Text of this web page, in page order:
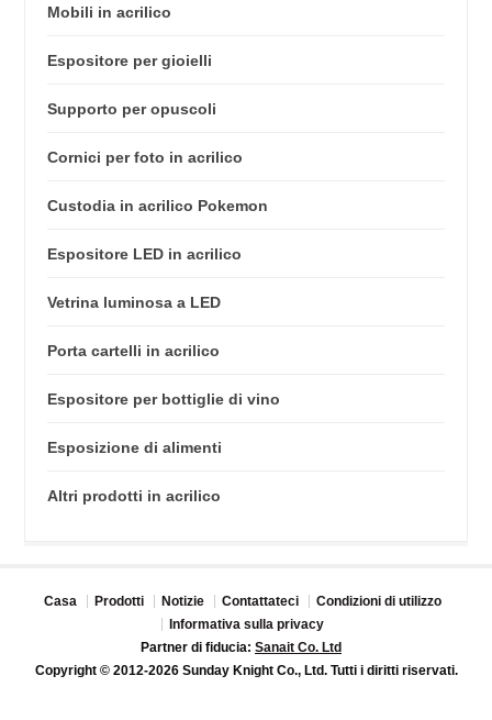
Mobili in acrilico
Espositore per gioielli
Supporto per opuscoli
Cornici per foto in acrilico
Custodia in acrilico Pokemon
Espositore LED in acrilico
Vetrina luminosa a LED
Porta cartelli in acrilico
Espositore per bottiglie di vino
Esposizione di alimenti
Altri prodotti in acrilico
Casa Prodotti Notizie Contattateci
Condizioni di utilizzo
Informativa sulla privacy
Partner di fiducia: Sanait Co. Ltd
Copyright © 2012-2026 Sunday Knight Co., Ltd. Tutti i diritti riservati.